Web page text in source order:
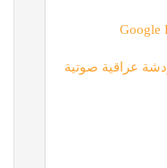
عراقية صوتية